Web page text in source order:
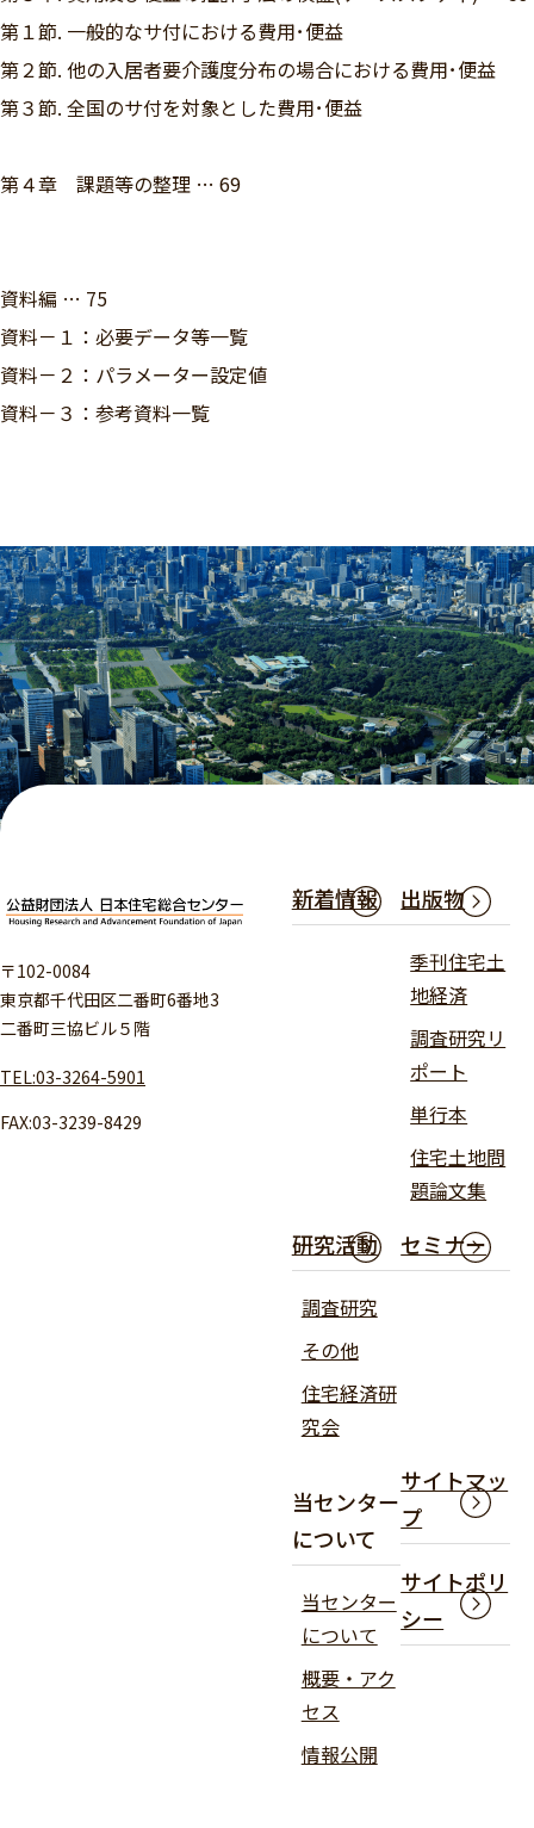
第１節. 一般的なサ付における費用･便益
第２節. 他の入居者要介護度分布の場合における費用･便益
第３節. 全国のサ付を対象とした費用･便益
第４章 課題等の整理 … 69
資料編 … 75
資料－１：必要データ等一覧
資料－２：パラメーター設定値
資料－３：参考資料一覧
〒102-0084
東京都千代田区二番町6番地3
二番町三協ビル５階
TEL:03-3264-5901
FAX:03-3239-8429
新着情報 出版物
季刊住宅土
地経済
調査研究リ
ポート
単行本
住宅土地問
題論文集
研究活動
調査研究
その他
住宅経済研
究会
セミナー
当センター
について
当センター
について
概要・アク
セス
情報公開
サイトマッ
プ
サイトポリ
シー